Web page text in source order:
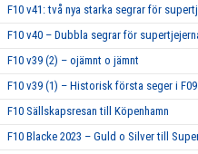
F10 v41: två nya starka segrar för
F10 v40 – Dubbla segrar för
F10 v39 (2) – ojämnt o jämnt
F10 v39 (1) – Historisk första seger i
F10 Sällskapsresan till Köpenhamn
F10 Blacke 2023 – Guld o Silver till